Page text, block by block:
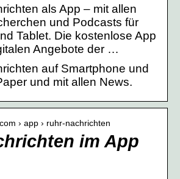
als App – mit allen
und Podcasts für
Tablet. Die kostenlose App
Angebote der …
auf Smartphone und
und mit allen News.
› app › ruhr-nachrichten
im App